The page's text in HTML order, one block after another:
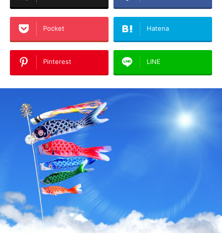
Pocket Hatena
Pinterest LINE